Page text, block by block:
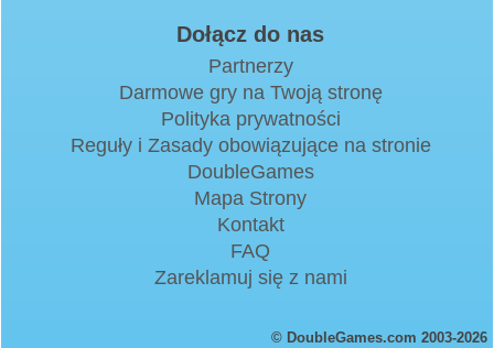
Dołącz do nas
Partnerzy
Darmowe gry na Twoją stronę
Polityka prywatności
Reguły i Zasady obowiązujące na stronie
DoubleGames
Mapa Strony
Kontakt
FAQ
Zareklamuj się z nami
© DoubleGames.com 2003-2026